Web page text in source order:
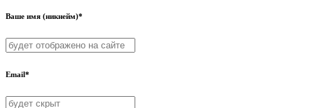
Ваше имя (никнейм)*
Email*